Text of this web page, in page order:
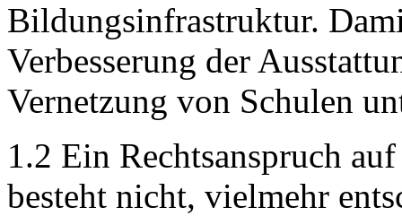
Bildungsinfrastruktur.
Verbesserung der
Vernetzung von Schulen
1.2 Ein Rechtsanspruch
besteht nicht, vielmehr